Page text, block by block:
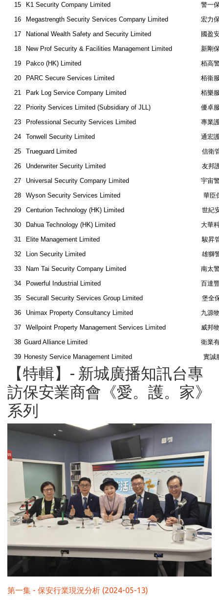
15
K1 Security Company Limited
警一
16
Megastrength Security Services Company Limited
宏力
17
National Wealth Safety and Security Limited
國盈
18
New Prof Security & Facilities Management Limited
新剛
19
Pakco (HK) Limited
栢高
20
PARC Secure Services Limited
栢衞
21
Park Log Service Company Limited
栢樂
22
Priority Services Limited (Subsidiary of JLL)
優卓
23
Professional Security Services Limited
專業
24
Tonwell Security Limited
通宏
25
Trueguard Limited
信衛
26
Underwriter Security Limited
友邦
27
Universal Security Company Limited
宇宙
28
Wyson Security Services Limited
華臣
29
Centurion Technology (HK) Limited
世紀
30
Dahua Technology (HK) Limited
大華
31
Elite Management Limited
駿昇
32
Lion Security Limited
雄獅
33
Nam Tai Security Company Limited
南太
34
Powerful Industrial Limited
百達
35
Securall Security Services Group Limited
堡全
36
Unimax Property Consultancy Limited
九源
37
Wellpoint Property Management Services Limited
威邦
38 Guard Alliance Limited
衛業
39 Honesty Service Management Limited 實誠
【特輯】- 新城廣播知訊台專
訪保安業商會《愛。護。家》
系列
第一集 - 保安行業現況分析 (2024-05-13)